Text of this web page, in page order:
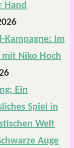
Hand
Kampagne: Im
mit Niko Hoch
Ein
Spiel in
Welt
Auge